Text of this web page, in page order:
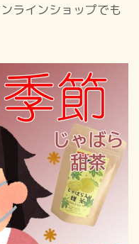
ラインショップでも